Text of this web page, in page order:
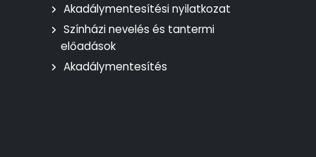
Akadálymentesítési nyilatkozat
Színházi nevelés és tantermi
előadások
Akadálymentesítés